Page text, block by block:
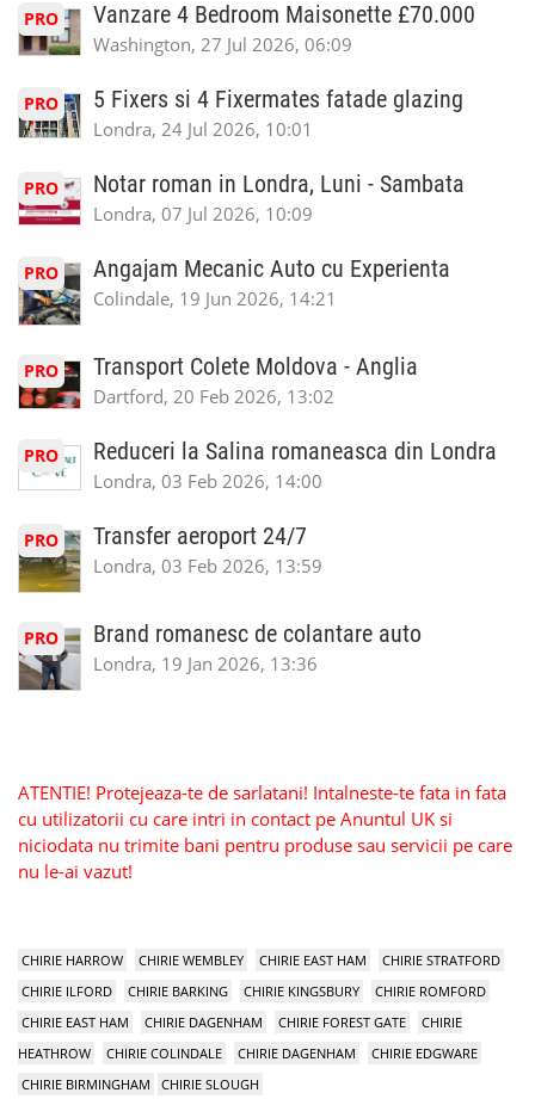
PRO Vanzare 4 Bedroom Maisonette £70.000
Washington, 27 Jul 2026, 06:09
PRO 5 Fixers si 4 Fixermates fatade glazing
Londra, 24 Jul 2026, 10:01
PRO Notar roman in Londra, Luni - Sambata
Londra, 07 Jul 2026, 10:09
PRO Angajam Mecanic Auto cu Experienta
Colindale, 19 Jun 2026, 14:21
PRO Transport Colete Moldova - Anglia
Dartford, 20 Feb 2026, 13:02
PRO Reduceri la Salina romaneasca din Londra
Londra, 03 Feb 2026, 14:00
PRO Transfer aeroport 24/7
Londra, 03 Feb 2026, 13:59
PRO Brand romanesc de colantare auto
Londra, 19 Jan 2026, 13:36
ATENTIE! Protejeaza-te de sarlatani! Intalneste-te fata in fata
cu utilizatorii cu care intri in contact pe Anuntul UK si
niciodata nu trimite bani pentru produse sau servicii pe care
nu le-ai vazut!
CHIRIE HARROW CHIRIE WEMBLEY CHIRIE EAST HAM
CHIRIE STRATFORD
CHIRIE ILFORD
CHIRIE BARKING CHIRIE KINGSBURY
CHIRIE ROMFORD
CHIRIE EAST HAM
CHIRIE DAGENHAM CHIRIE FOREST GATE
CHIRIE
HEATHROW
CHIRIE COLINDALE CHIRIE DAGENHAM
CHIRIE EDGWARE
CHIRIE BIRMINGHAM
CHIRIE SLOUGH